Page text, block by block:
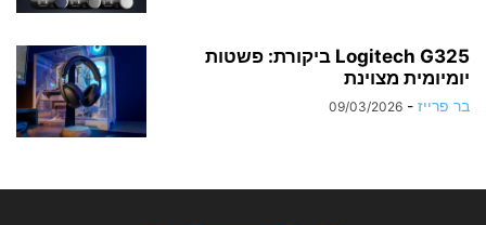
Logitech G325 ביקורת: פשטות
יומיומית מצוינת
בר פרייז -
09/03/2026